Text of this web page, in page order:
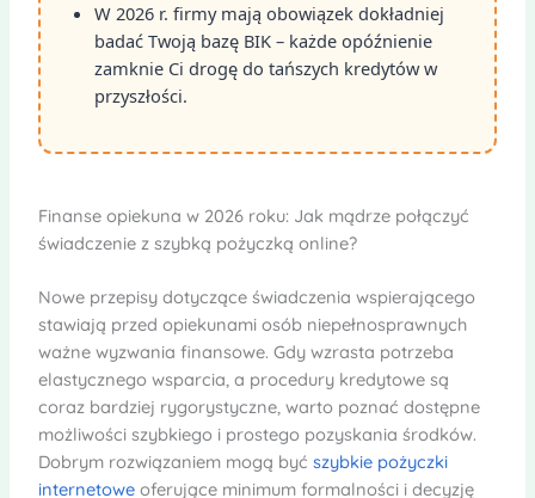
W 2026 r. firmy mają obowiązek dokładniej
badać Twoją bazę BIK – każde opóźnienie
zamknie Ci drogę do tańszych kredytów w
przyszłości.
Finanse opiekuna w 2026 roku: Jak mądrze połączyć
świadczenie z szybką pożyczką online?
Nowe przepisy dotyczące świadczenia wspierającego
stawiają przed opiekunami osób niepełnosprawnych
ważne wyzwania finansowe. Gdy wzrasta potrzeba
elastycznego wsparcia, a procedury kredytowe są
coraz bardziej rygorystyczne, warto poznać dostępne
możliwości szybkiego i prostego pozyskania środków.
Dobrym rozwiązaniem mogą być szybkie pożyczki
internetoweoferujące minimum formalności i decyzję